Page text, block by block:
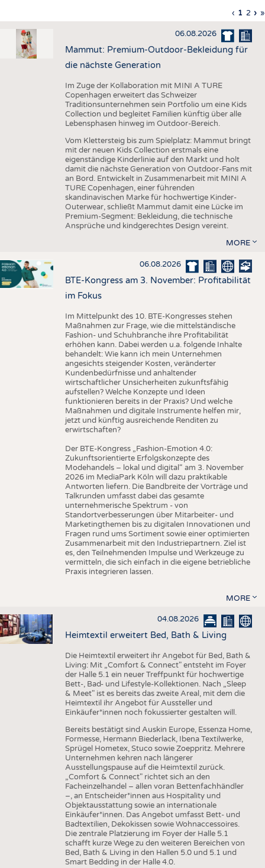
TESTS
AUSSCHREIBUNGEN
DTV AUSSCHREIBUNGSDIENST
FAKTEN
STATISTICS
ADRESSEN & LINKS
PUBLIKATIONEN
TERMINE
BRANCHENTERMINE
Seitennummerierung
Seite
‹
Seite
1 Seite
2 › »
06.08.2026
Mammut: Premium-Outdoor-Bekleidung für
die nächste Generation
Im Zuge der Kollaboration mit MINI A TURE
Copenhagen erweitert das Schweizer
Traditionsunternehmen sein Portfolio um eine Kids
Collection und begleitet Familien künftig über alle
Lebensphasen hinweg im Outdoor-Bereich.
Vom Klettersteig bis zum Spielplatz: Mammut bringt
mit der neuen Kids Collection erstmals eine
eigenständige Kinderlinie auf den Markt und holt
damit die nächste Generation von Outdoor-Fans mit
an Bord. Entwickelt in Zusammenarbeit mit MINI A
TURE Copenhagen, einer führenden
skandinavischen Marke für hochwertige Kinder-
Outerwear, schließt Mammut damit eine Lücke im
Premium-Segment: Bekleidung, die technische
Ansprüche und kindgerechtes Design vereint.
MORE
06.08.2026
BTE-Kongress am 3. November: Profitabilität
im Fokus
Im Mittelpunkt des 10. BTE-Kongresses stehen
Maßnahmen zur Frage, wie die mittelständische
Fashion- und Schuhbranche ihre Profitabilität
erhöhen kann. Dabei werden u.a. folgende Inhalte
behandelt: Wie kann ich mein Unternehmen
angesichts steigender Kosten, veränderter
Kundenbedürfnisse und anhaltender
wirtschaftlicher Unsicherheiten zukunftsfähig
aufstellen? Welche Konzepte und Ideen
funktionieren bereits in der Praxis? Und welche
Maßnahmen und digitale Instrumente helfen mir,
jetzt und künftig ausreichende Renditen zu
erwirtschaften?
Der BTE-Kongress „Fashion-Emotion 4.0:
Zukunftsorientierte Erfolgskonzepte des
Modehandels – lokal und digital“ am 3. November
2026 im MediaPark Köln will dazu praktikable
Antworten liefern. Die Bandbreite der Vorträge und
Talkrunden umfasst dabei das gesamte
unternehmerische Spektrum - von
Standortverbesserungen über Mitarbeiter- und
Marketingthemen bis zu digitalen Innovationen und
Fragen rund ums Sortiment sowie einer optimierten
Zusammenarbeit mit den Industriepartnern. Ziel ist
es, den Teilnehmenden Impulse und Werkzeuge zu
vermitteln, die sich einfach in die eigene betriebliche
Praxis integrieren lassen.
MORE
04.08.2026
Heimtextil erweitert Bed, Bath & Living
Die Heimtextil erweitert ihr Angebot für Bed, Bath &
Living: Mit „Comfort & Connect" entsteht im Foyer
der Halle 5.1 ein neuer Treffpunkt für hochwertige
Bett-, Bad- und Lifestyle-Kollektionen. Nach „Sleep
& Meet" ist es bereits das zweite Areal, mit dem die
Heimtextil ihr Angebot für Aussteller und
Einkäufer*innen noch fokussierter gestalten will.
Bereits bestätigt sind Auskin Europe, Essenza Home,
Formesse, Hermann Biederlack, Ibena Textilwerke,
Sprügel Hometex, Stuco sowie Zoeppritz. Mehrere
Unternehmen kehren nach längerer
Ausstellungspause auf die Heimtextil zurück.
„Comfort & Connect" richtet sich an den
Facheinzelhandel – allen voran Bettenfachhändler
–, an Entscheider*innen aus Hospitality und
Objektausstattung sowie an internationale
Einkäufer*innen. Das Angebot umfasst Bett- und
Badtextilien, Dekokissen sowie Wohnaccessoires.
Die zentrale Platzierung im Foyer der Halle 5.1
schafft kurze Wege zu den weiteren Bereichen von
Bed, Bath & Living in den Hallen 5.0 und 5.1 und
Smart Bedding in der Halle 4.0.